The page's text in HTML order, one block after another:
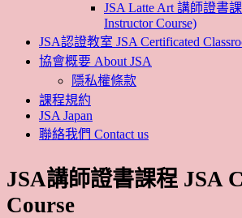
JSA Latte Art 講師證書
Instructor Course)
JSA認證教室 JSA Certificated
協會概要 About JSA
隱私權條款
課程規約
JSA Japan
聯絡我們 Contact us
JSA講師證書課程 JSA
Course